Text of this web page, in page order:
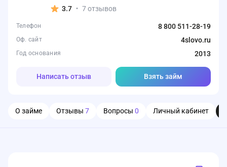
3.7 • 7 отзывов
Телефон 8 800 511-28-19
Оф. сайт 4slovo.ru
Год основания 2013
Написать отзыв Взять займ
О займе Отзывы 7 Вопросы 0 Личный кабинет